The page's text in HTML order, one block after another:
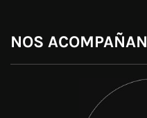
NOS ACOMPAÑAN